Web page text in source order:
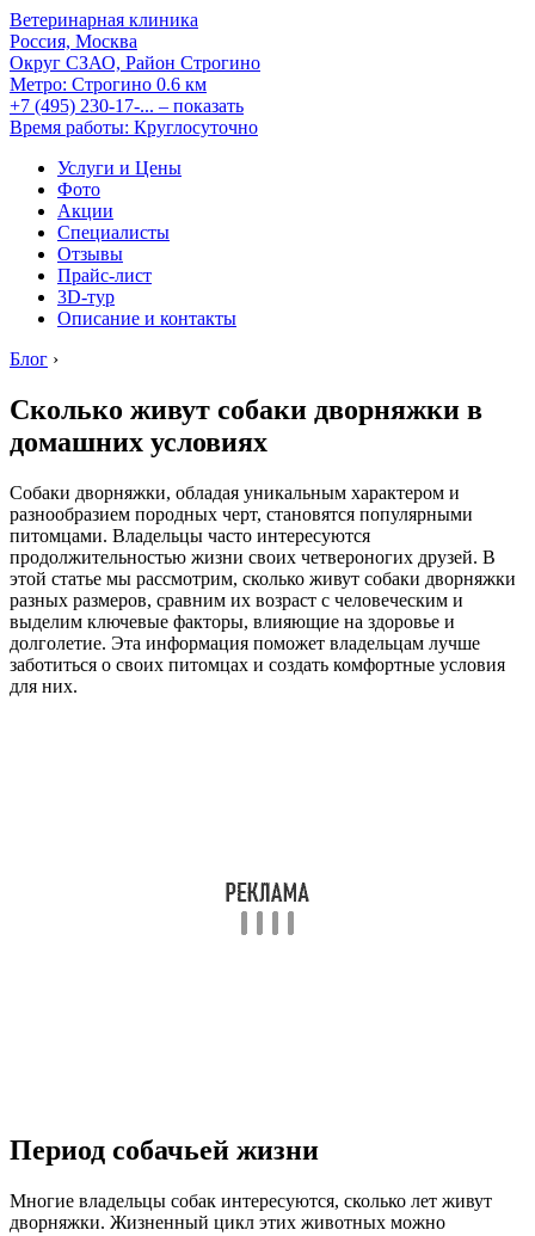
Ветеринарная клиника
Россия, Москва
Округ СЗАО, Район Строгино
Метро: Строгино 0.6 км
+7 (495) 230-17-... – показать
Время работы: Круглосуточно
Услуги и Цены
Фото
Акции
Специалисты
Отзывы
Прайс-лист
3D-тур
Описание и контакты
Блог ›
Сколько живут собаки дворняжки в
домашних условиях
Собаки дворняжки, обладая уникальным характером и
разнообразием породных черт, становятся популярными
питомцами. Владельцы часто интересуются
продолжительностью жизни своих четвероногих друзей. В
этой статье мы рассмотрим, сколько живут собаки дворняжки
разных размеров, сравним их возраст с человеческим и
выделим ключевые факторы, влияющие на здоровье и
долголетие. Эта информация поможет владельцам лучше
заботиться о своих питомцах и создать комфортные условия
для них.
Период собачьей жизни
Многие владельцы собак интересуются, сколько лет живут
дворняжки. Жизненный цикл этих животных можно